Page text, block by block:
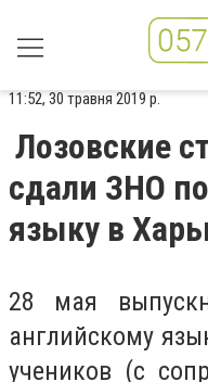
11:52, 30 травня 2019 р.
Лозовские
сдали ЗНО
языку в
28 мая
английскому
учеников (с